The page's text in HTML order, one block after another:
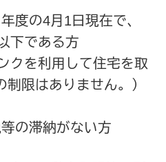
度の4月1日現在で、
下である方
を利用して住宅を取
限はありません。）
の滞納がない方